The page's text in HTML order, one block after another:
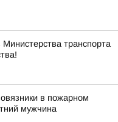
транспорта
в пожарном
мужчина